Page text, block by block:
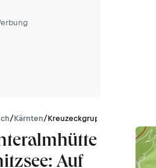
/Kärnten/Kreuzeckgruppe
Auf